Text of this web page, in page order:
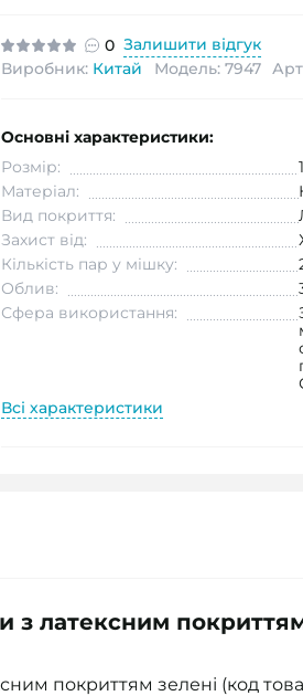
0 Залишити відгук
Виробник: Китай Модель: 7947
Основні характеристики:
Розмір:
Матеріал:
Вид покриття:
Захист від:
Кількість пар у мішку:
Облив:
Сфера використання:
Всі характеристики
з латексним
покриттям зелені (код